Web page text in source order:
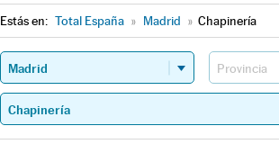
Estás en: Total España » Madrid » Chapinería